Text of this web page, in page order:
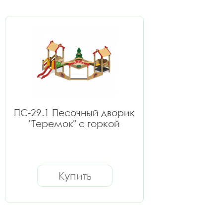
ПС-29.1 Песочный дворик
"Теремок" с горкой
Купить